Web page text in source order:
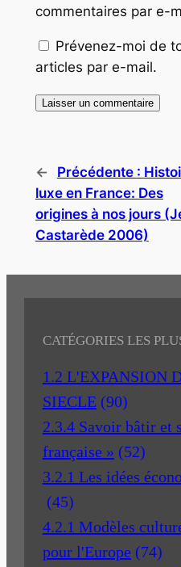
commentaires par e-
Prévenez-moi de
articles par e-mail.
← Précédente :
luxe en France: Des
origines à nos jours
Castarède 2006)
CATÉGORIES LES
1.2 L'EXPANSION
SIECLE (90)
2.3.4 Savoir bâtir et
française » (52)
3.2.1 Les idées
(45)
4.2.1 Modèles
pour l'Europe (74)